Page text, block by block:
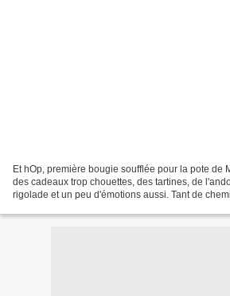
Et hOp, première bougie soufflée pour la pote de
des cadeaux trop chouettes, des tartines, de
rigolade et un peu d'émotions aussi. Tant de